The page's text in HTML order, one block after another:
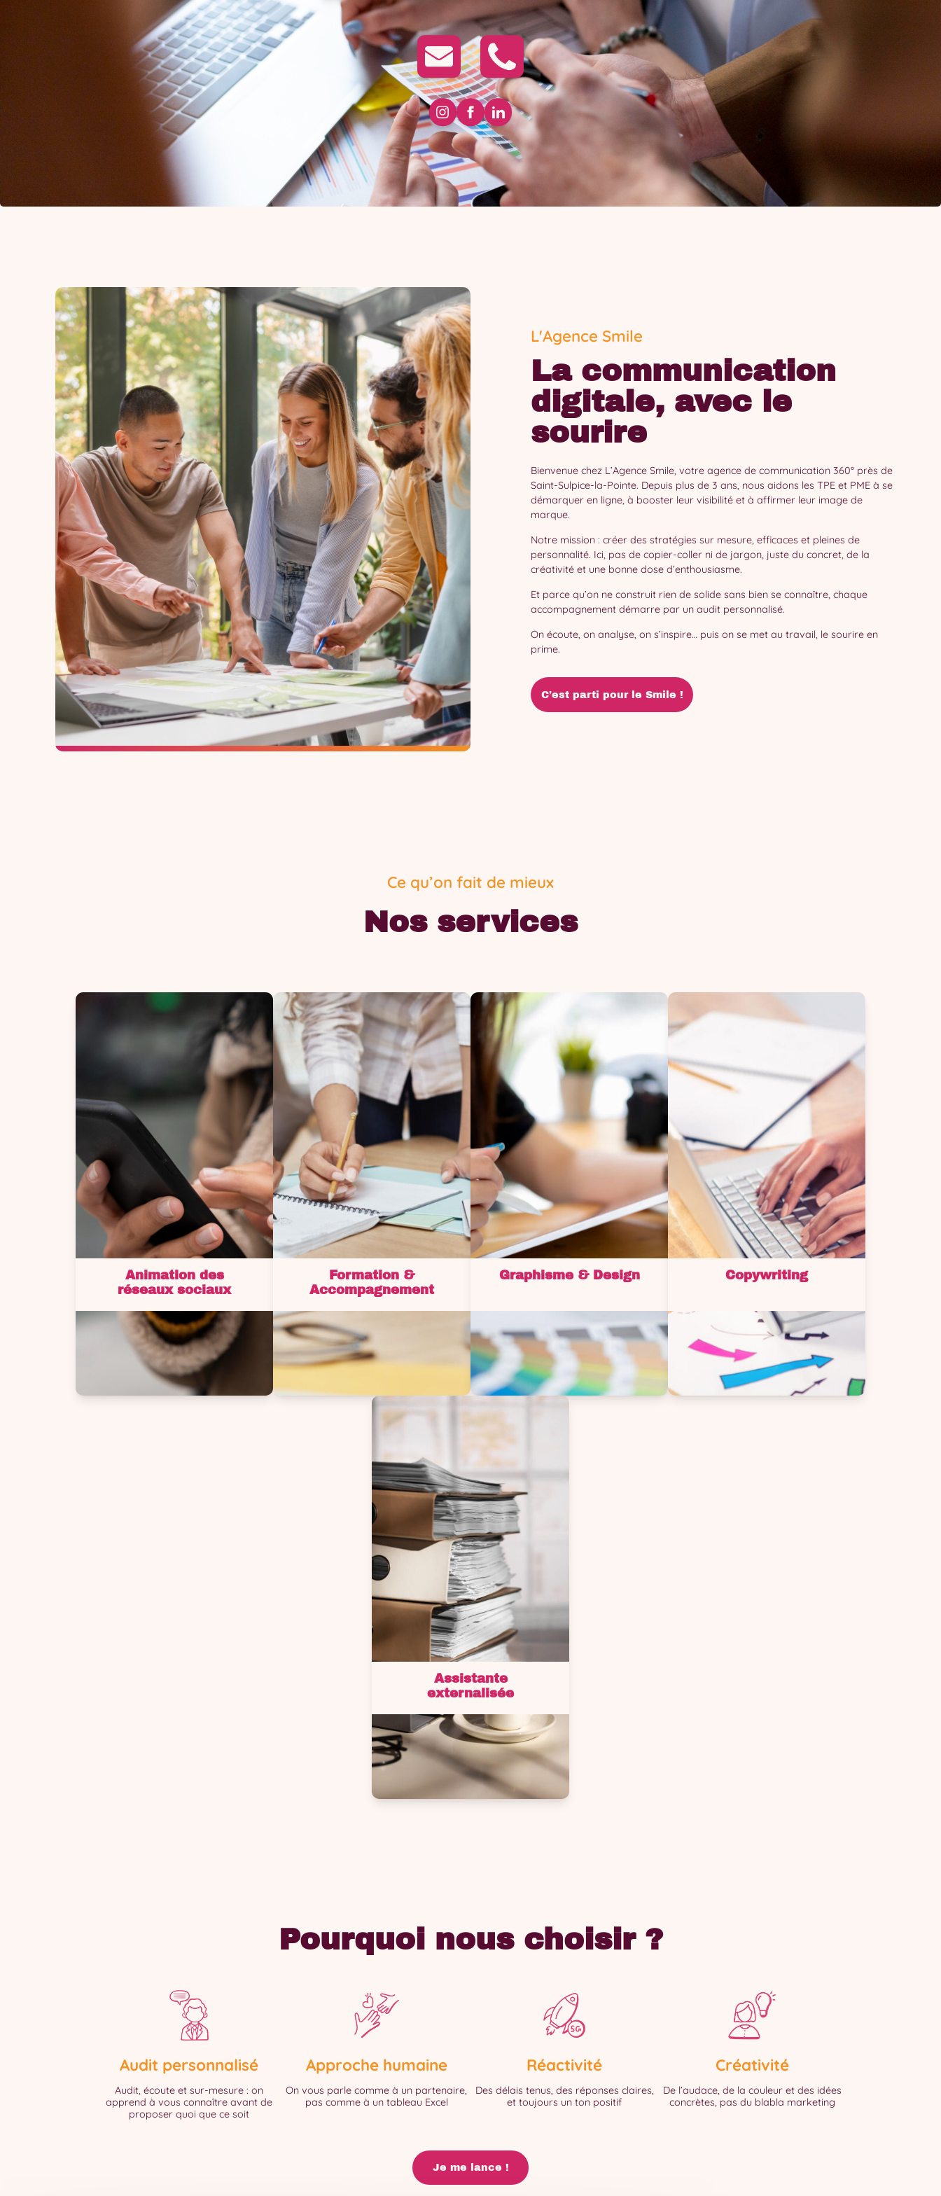
L'Agence Smile
La communication
digitale, avec le
sourire
Bienvenue chez L’Agence Smile, votre agence de communication 360° près de
Saint-Sulpice-la-Pointe. Depuis plus de 3 ans, nous aidons les TPE et PME à se
démarquer en ligne, à booster leur visibilité et à affirmer leur image de
marque.
Notre mission : créer des stratégies sur mesure, efficaces et pleines de
personnalité. Ici, pas de copier-coller ni de jargon, juste du concret, de la
créativité et une bonne dose d’enthousiasme.
Et parce qu’on ne construit rien de solide sans bien se connaître, chaque
accompagnement démarre par un audit personnalisé.
On écoute, on analyse, on s’inspire… puis on se met au travail, le sourire en
prime.
C’est parti pour le Smile !
Ce qu’on fait de mieux
Nos services
Animation des
réseaux sociaux
Formation &
Accompagnement
Graphisme & Design Copywriting
Assistante
externalisée
Pourquoi nous choisir ?
Audit personnalisé
Audit, écoute et sur-mesure : on
apprend à vous connaître avant de
proposer quoi que ce soit
Approche humaine
On vous parle comme à un partenaire,
pas comme à un tableau Excel
Réactivité
Des délais tenus, des réponses claires,
et toujours un ton positif
Créativité
De l’audace, de la couleur et des idées
concrètes, pas du blabla marketing
Je me lance !